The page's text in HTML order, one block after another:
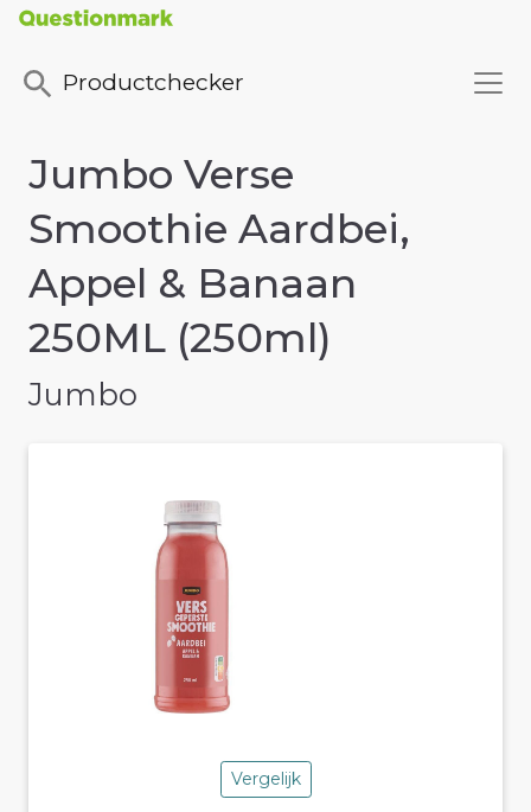
Productchecker
Jumbo Verse
Smoothie Aardbei,
Appel & Banaan
250ML (250ml)
Jumbo
Vergelijk